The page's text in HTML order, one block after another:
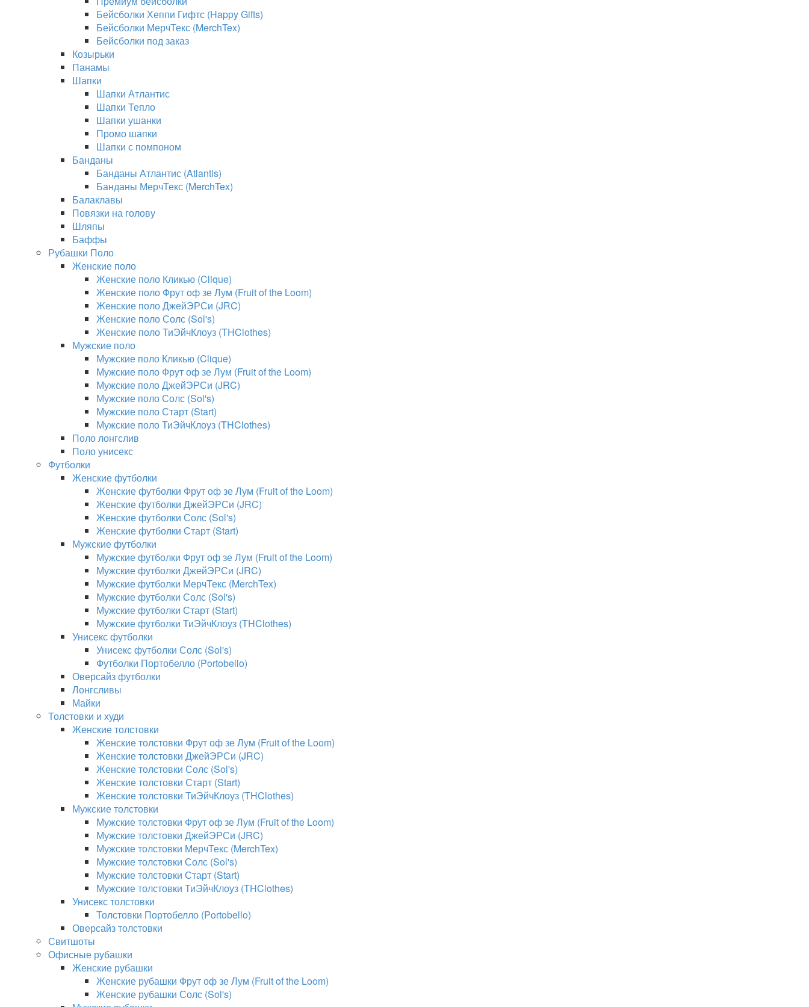
Бейсболки Хеппи Гифтс (Happy Gifts)
Бейсболки МерчТекс (MerchTex)
Бейсболки под заказ
Козырьки
Панамы
Шапки
Шапки Атлантис
Шапки Тепло
Шапки ушанки
Промо шапки
Шапки с помпоном
Банданы
Банданы Атлантис (Atlantis)
Банданы МерчТекс (MerchTex)
Балаклавы
Повязки на голову
Шляпы
Баффы
Рубашки Поло
Женские поло
Женские поло Кликью (Clique)
Женские поло Фрут оф зе Лум (Fruit of the Loom)
Женские поло ДжейЭРСи (JRC)
Женские поло Солс (Sol's)
Женские поло ТиЭйчКлоуз (THClothes)
Мужские поло
Мужские поло Кликью (Clique)
Мужские поло Фрут оф зе Лум (Fruit of the Loom)
Мужские поло ДжейЭРСи (JRC)
Мужские поло Солс (Sol's)
Мужские поло Старт (Start)
Мужские поло ТиЭйчКлоуз (THClothes)
Поло лонгслив
Поло унисекс
Футболки
Женские футболки
Женские футболки Фрут оф зе Лум (Fruit of the Loom)
Женские футболки ДжейЭРСи (JRC)
Женские футболки Солс (Sol's)
Женские футболки Старт (Start)
Мужские футболки
Мужские футболки Фрут оф зе Лум (Fruit of the Loom)
Мужские футболки ДжейЭРСи (JRC)
Мужские футболки МерчТекс (MerchTex)
Мужские футболки Солс (Sol's)
Мужские футболки Старт (Start)
Мужские футболки ТиЭйчКлоуз (THClothes)
Унисекс футболки
Унисекс футболки Солс (Sol's)
Футболки Портобелло (Portobello)
Оверсайз футболки
Лонгсливы
Майки
Толстовки и худи
Женские толстовки
Женские толстовки Фрут оф зе Лум (Fruit of the Loom)
Женские толстовки ДжейЭРСи (JRC)
Женские толстовки Солс (Sol's)
Женские толстовки Старт (Start)
Женские толстовки ТиЭйчКлоуз (THClothes)
Мужские толстовки
Мужские толстовки Фрут оф зе Лум (Fruit of the Loom)
Мужские толстовки ДжейЭРСи (JRC)
Мужские толстовки МерчТекс (MerchTex)
Мужские толстовки Солс (Sol's)
Мужские толстовки Старт (Start)
Мужские толстовки ТиЭйчКлоуз (THClothes)
Унисекс толстовки
Толстовки Портобелло (Portobello)
Оверсайз толстовки
Свитшоты
Офисные рубашки
Женские рубашки
Женские рубашки Фрут оф зе Лум (Fruit of the Loom)
Женские рубашки Солс (Sol's)